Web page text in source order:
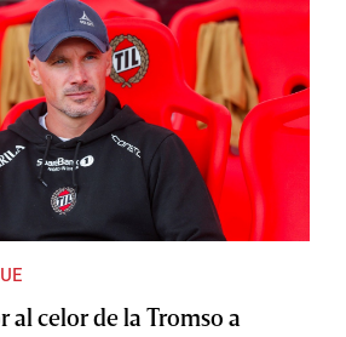
al celor de la Tromso a